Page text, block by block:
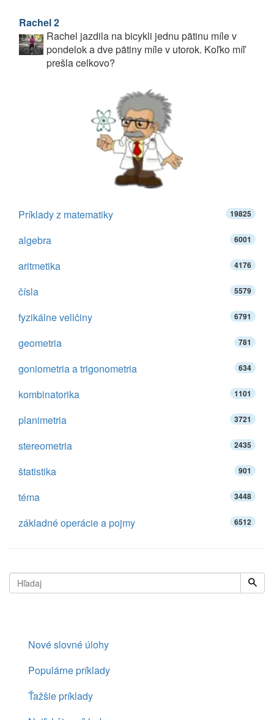
Rachel 2
Rachel jazdila na bicykli jednu pätinu míle v
pondelok a dve pätiny míle v utorok. Koľko míľ
prešla celkovo?
Príklady z matematiky 19825
algebra 6001
aritmetika 4176
čísla 5579
fyzikálne veličiny 6791
geometria 781
goniometria a trigonometria 634
kombinatorika 1101
planimetria 3721
stereometria 2435
štatistika 901
téma 3448
základné operácie a pojmy 6512
Nové slovné úlohy
Populárne príklady
Ťažšie príklady